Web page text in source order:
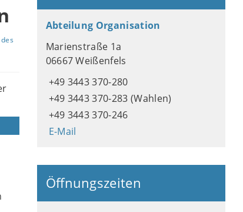
Abteilung Organisation
Marienstraße 1a
06667 Weißenfels
+49 3443 370-280
+49 3443 370-283 (Wahlen)
+49 3443 370-246
E-Mail
Öffnungszeiten